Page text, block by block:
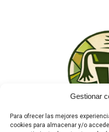
Gestionar
Para ofrecer las mejores
cookies para almacenar y/o